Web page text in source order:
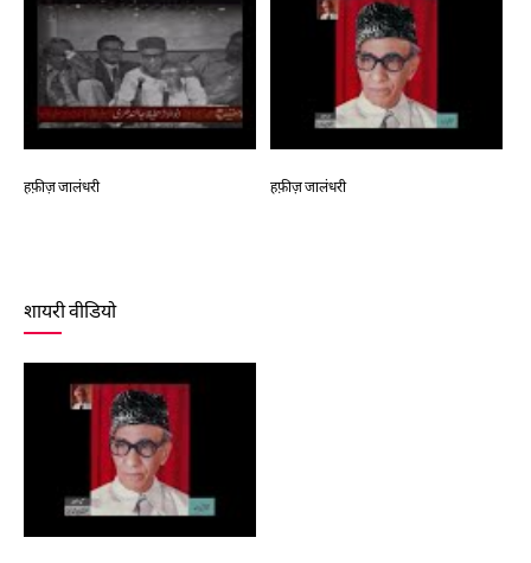
हफ़ीज़ जालंधरी
हफ़ीज़ जालंधरी
हफ़ीज़ जालंधरी हफ़ीज़ जालंधरी
शायरी वीडियो